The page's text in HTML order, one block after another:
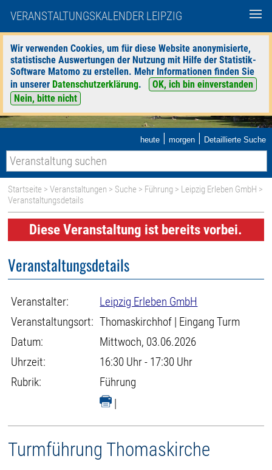
VERANSTALTUNGSKALENDER LEIPZIG
Wir verwenden Cookies, um für diese Website anonymisierte,
statistische Auswertungen der Nutzung mit Hilfe der Statistik-
Software Matomo zu erstellen. Mehr Informationen finden Sie
in unserer Datenschutzerklärung.
OK, ich bin einverstanden
Nein, bitte nicht
heute | morgen | Detaillierte Suche
Startseite >Veranstaltungen > Suche > Führung > Leipzig Erleben GmbH >
Veranstaltungsdetails
Diese Veranstaltung ist bereits vorbei.
Veranstaltungsdetails
Veranstalter:
Leipzig Erleben GmbH
Veranstaltungsort: Thomaskirchhof | Eingang Turm
Datum:
Mittwoch, 03.06.2026
Uhrzeit:
16:30 Uhr - 17:30 Uhr
Rubrik:
Führung
|
Turmführung Thomaskirche